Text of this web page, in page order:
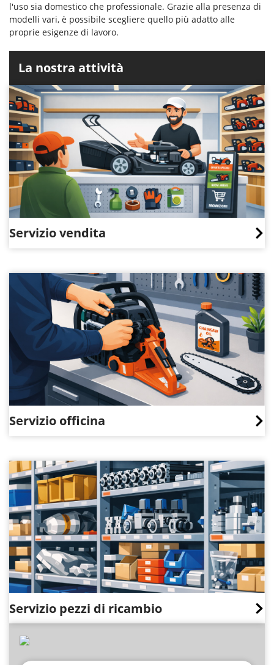
l'uso sia domestico che professionale. Grazie alla presenza di
modelli vari, è possibile scegliere quello più adatto alle
proprie esigenze di lavoro.
La nostra attività
Servizio vendita
Servizio officina
Servizio pezzi di ricambio